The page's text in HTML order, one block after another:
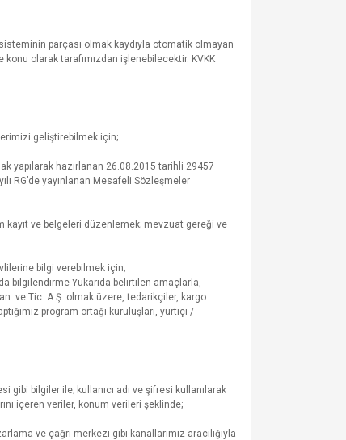
parçası olmak kaydıyla otomatik olmayan
olarak tarafımızdan işlenebilecektir. KVKK
geliştirebilmek için;
yapılarak hazırlanan 26.08.2015 tarihli 29457
RG’de yayınlanan Mesafeli Sözleşmeler
kayıt ve belgeleri düzenlemek; mevzuat gereği ve
bilgi verebilmek için;
bilgilendirme Yukarıda belirtilen amaçlarla,
ve Tic. A.Ş. olmak üzere, tedarikçiler, kargo
program ortağı kuruluşları, yurtiçi /
gibi bilgiler ile; kullanıcı adı ve şifresi kullanılarak
içeren veriler, konum verileri şeklinde;
ve çağrı merkezi gibi kanallarımız aracılığıyla